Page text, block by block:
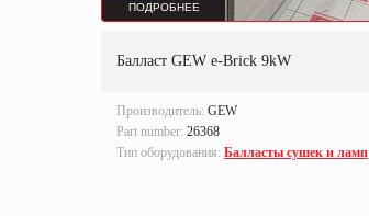
ПОДРОБНЕЕ
Балласт GEW e-Brick 9kW
Производитель: GEW
Part number: 26368
Тип оборудования: Балласты сушек и ламп